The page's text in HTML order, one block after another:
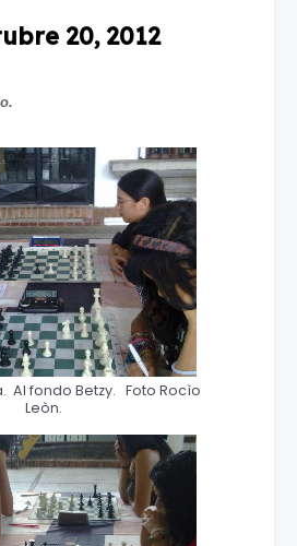
20, 2012
Al fondo Betzy. Foto Rocìo
Leòn.